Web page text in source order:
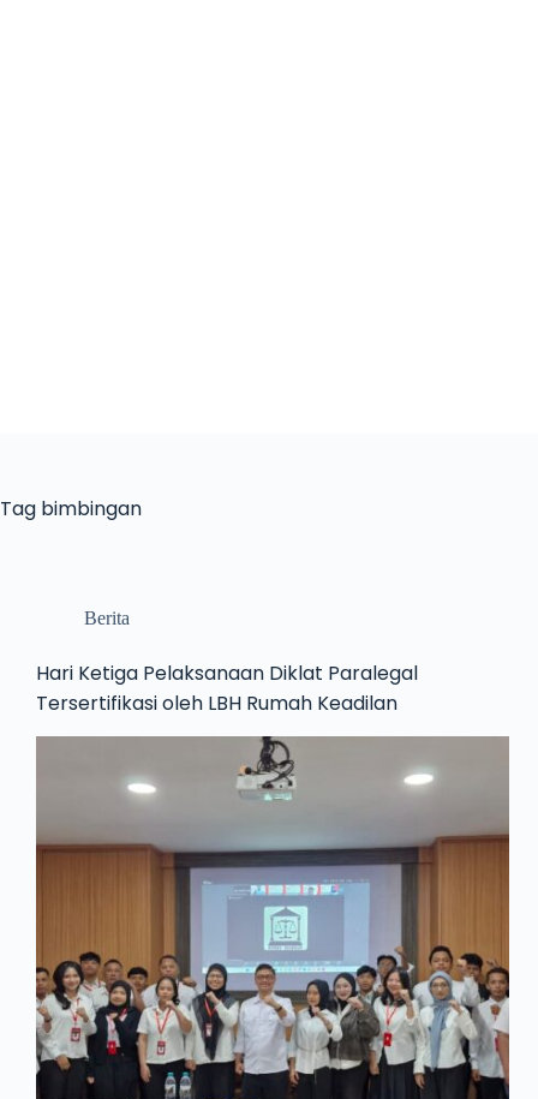
Tag bimbingan
Berita
Hari Ketiga Pelaksanaan Diklat Paralegal
Tersertifikasi oleh LBH Rumah Keadilan